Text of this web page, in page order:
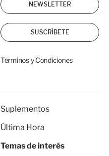
NEWSLETTER
SUSCRÍBETE
Términos y Condiciones
Suplementos
Última Hora
Temas de interés